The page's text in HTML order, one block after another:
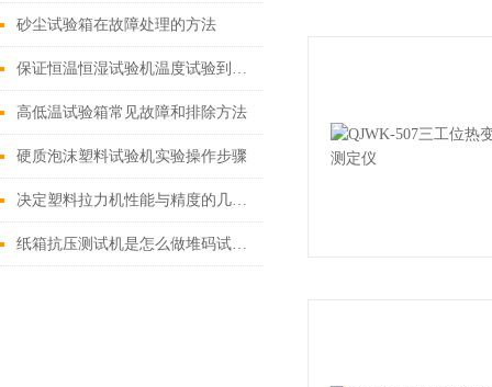
砂尘试验箱在故障处理的方法
保证恒温恒湿试验机温度试验到位的六点要素
高低温试验箱常见故障和排除方法
硬质泡沫塑料试验机实验操作步骤
决定塑料拉力机性能与精度的几个因素
纸箱抗压测试机是怎么做堆码试验的？